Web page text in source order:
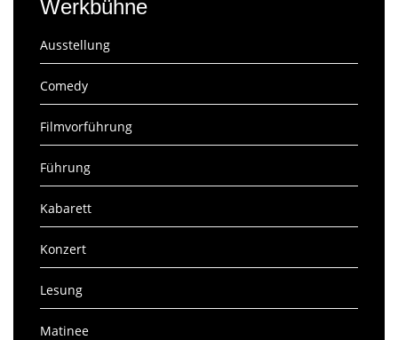
Werkbühne
Ausstellung
Comedy
Filmvorführung
Führung
Kabarett
Konzert
Lesung
Matinee